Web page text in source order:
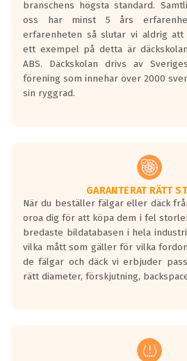
Inga D eller G betyg delas ut för
personbilar och lätta lastbilar.
Betyget sätts efter ett test där
skall bromsa in på en väg där det
0.5-1.5 mm vatten.
I 80km/h kommer skillnaden på
Vid körning i över 50km/h brukar
rullmotståndets ljud överträffa
motorljudet.
På däckmärkningen kommer det
en symbol av ett däck med vågar.
bullernivå markeras med svarta
medans de vita vågorna påvisar om
ett tyst däck.
regelverket som introduceras år
Ett däck med två svarta vågor är
branschens högsta standard.
oss har minst 5 års
erfarenheten så slutar vi aldrig att
ett exempel på detta är
ABS. Däckskolan drivs av
förening som innehar över 2000
sin ryggrad.
GARANTERAT RÄTT
När du beställer fälgar eller däck
oroa dig för att köpa dem i fel
bredaste bildatabasen i hela
vilka mått som gäller för vilka
de fälgar och däck vi erbjuder
rätt diameter, förskjutning,